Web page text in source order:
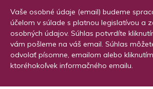
Vaše osobné údaje (email) budeme
účelom v súlade s platnou legislatívou a
osobných údajov. Súhlas potvrdíte
vám pošleme na váš email. Súhlas
odvolať písomne, emailom alebo
ktoréhokoľvek informačného emailu.